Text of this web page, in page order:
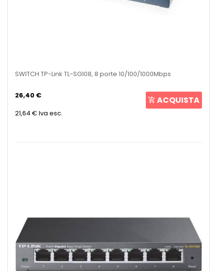
SWITCH TP-Link TL-SG108, 8 porte 10/100/1000Mbps
26,40 €
21,64 € Iva esc.
ACQUISTA